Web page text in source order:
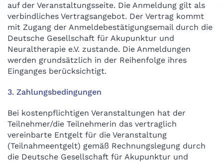
auf der Veranstaltungsseite. Die Anmeldung gilt als
verbindliches Vertragsangebot. Der Vertrag kommt
mit Zugang der Anmeldebestätigungsemail durch die
Deutsche Gesellschaft für Akupunktur und
Neuraltherapie e.V. zustande. Die Anmeldungen
werden grundsätzlich in der Reihenfolge ihres
Einganges berücksichtigt.
3. Zahlungsbedingungen
Bei kostenpflichtigen Veranstaltungen hat der
Teilnehmer/die Teilnehmerin das vertraglich
vereinbarte Entgelt für die Veranstaltung
(Teilnahmeentgelt) gemäß Rechnungslegung durch
die Deutsche Gesellschaft für Akupunktur und